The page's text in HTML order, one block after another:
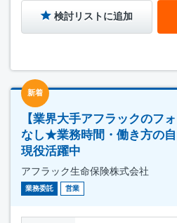
検討リストに追加
新着
【業界大手アフラックのフ
なし★業務時間・働き方の
現役活躍中
アフラック生命保険株式会社
業務委託 営業